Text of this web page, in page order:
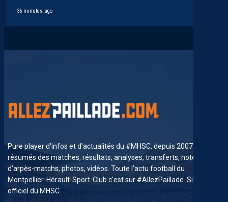
36 minutes ago
Pure player d'infos et d'actualités du #MHSC, depuis 2007. News,
résumés des matches, résultats, analyses, transferts, notes
d'arpès-matchs, photos, vidéos. Toute l'actu football du
Montpellier-Hérault-Sport-Club c'est sur #AllezPaillade. Site non-
officiel du MHSC